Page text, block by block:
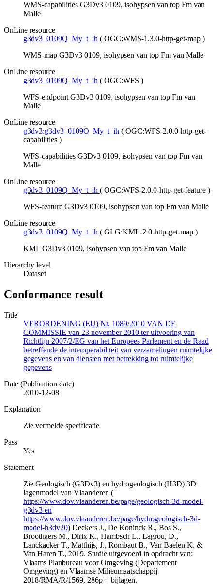
WMS-capabilities G3Dv3 0109, isohypsen van top Fm van
Malle
OnLine resource
g3dv3_0109Q_My_t_ih ( OGC:WMS-1.3.0-http-get-map )
WMS-map G3Dv3 0109, isohypsen van top Fm van Malle
OnLine resource
g3dv3_0109Q_My_t_ih ( OGC:WFS )
WFS-endpoint G3Dv3 0109, isohypsen van top Fm van
Malle
OnLine resource
g3dv3:g3dv3_0109Q_My_t_ih ( OGC:WFS-2.0.0-http-get-
capabilities )
WFS-capabilities G3Dv3 0109, isohypsen van top Fm van
Malle
OnLine resource
g3dv3_0109Q_My_t_ih ( OGC:WFS-2.0.0-http-get-feature )
WFS-feature G3Dv3 0109, isohypsen van top Fm van Malle
OnLine resource
g3dv3_0109Q_My_t_ih ( GLG:KML-2.0-http-get-map )
KML G3Dv3 0109, isohypsen van top Fm van Malle
Hierarchy level
Dataset
Conformance result
Title
VERORDENING (EU) Nr. 1089/2010 VAN DE
COMMISSIE van 23 november 2010 ter uitvoering van
Richtlijn 2007/2/EG van het Europees Parlement en de Raad
betreffende de interoperabiliteit van verzamelingen ruimtelijke
gegevens en van diensten met betrekking tot ruimtelijke
gegevens
Date (Publication date)
2010-12-08
Explanation
Zie vermelde specificatie
Pass
Yes
Statement
Zie Geologisch (G3Dv3) en hydrogeologisch (H3D) 3D-
lagenmodel van Vlaanderen (
https://www.dov.vlaanderen.be/page/geologisch-3d-model-
g3dv3 en
https://www.dov.vlaanderen.be/page/hydrogeologisch-3d-
model-h3dv20) Deckers J., De Koninck R., Bos S.,
Broothaers M., Dirix K., Hambsch L., Lagrou, D.,
Lanckacker T., Matthijs, J., Rombaut B., Van Baelen K. &
Van Haren T., 2019. Studie uitgevoerd in opdracht van:
Vlaams Planbureau voor Omgeving (Departement
Omgeving) en Vlaamse Milieumaatschappij
2018/RMA/R/1569, 286p + bijlagen.